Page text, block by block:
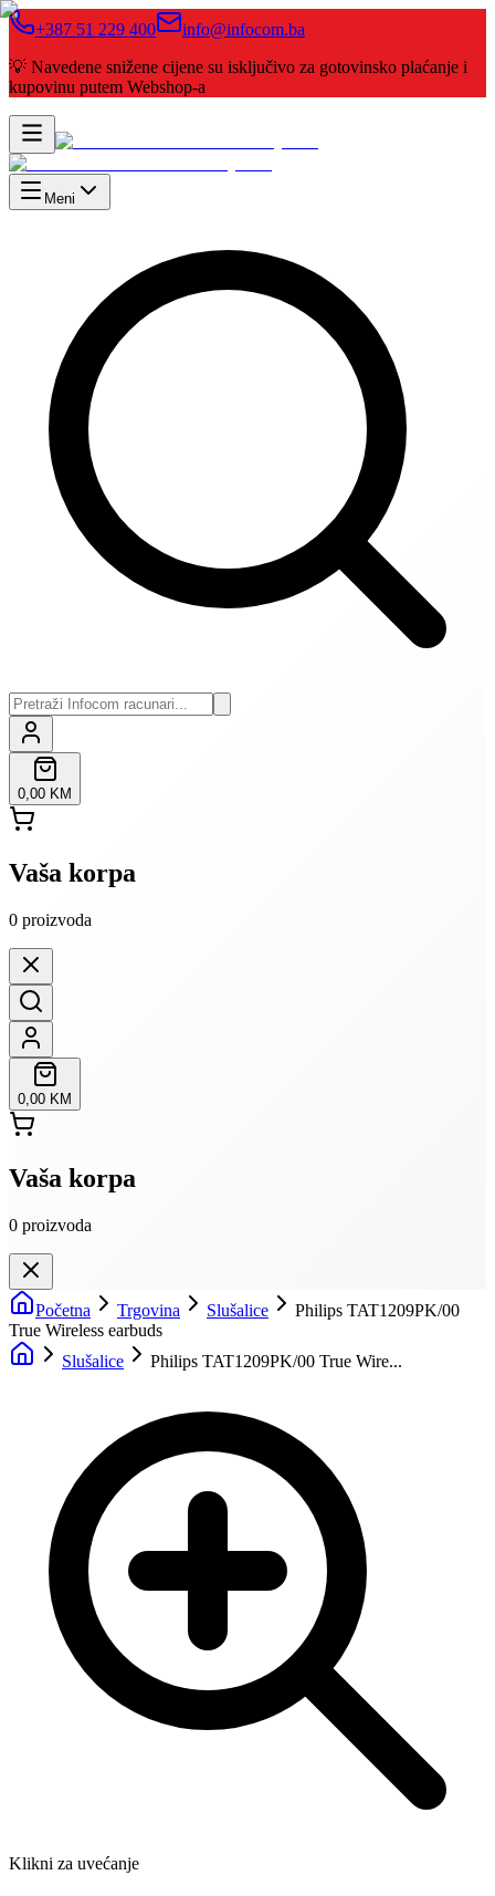
+387 51 229 400
info@infocom.ba
💡 Navedene snižene cijene su isključivo za gotovinsko plaćanje i
kupovinu putem Webshop-a
Meni
0,00 KM
Vaša korpa
0 proizvoda
0,00 KM
Vaša korpa
0 proizvoda
Početna Trgovina Slušalice
Philips TAT1209PK/00
True Wireless earbuds
Slušalice
Philips TAT1209PK/00 True Wire...
Klikni za uvećanje